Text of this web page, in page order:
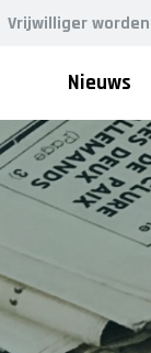
Vrijwilliger worden
Nieuws